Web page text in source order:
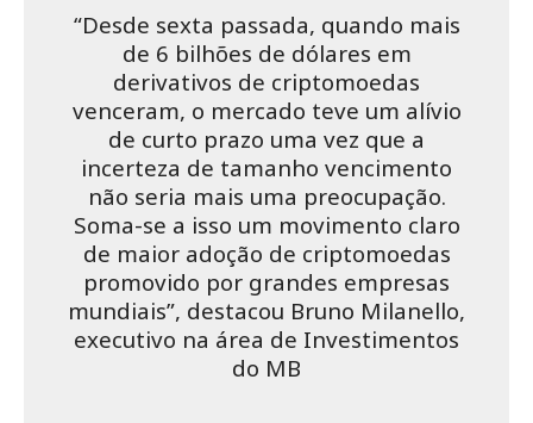
“Desde sexta passada, quando mais
de 6 bilhões de dólares em
derivativos de criptomoedas
venceram, o mercado teve um alívio
de curto prazo uma vez que a
incerteza de tamanho vencimento
não seria mais uma preocupação.
Soma-se a isso um movimento claro
de maior adoção de criptomoedas
promovido por grandes empresas
mundiais”, destacou Bruno Milanello,
executivo na área de Investimentos
do MB